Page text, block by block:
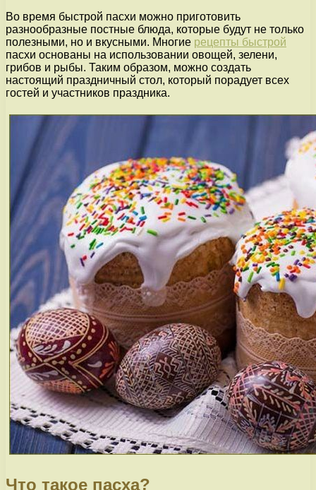
Во время быстрой пасхи можно приготовить
разнообразные постные блюда, которые будут не только
полезными, но и вкусными. Многие рецепты быстрой
пасхи основаны на использовании овощей, зелени,
грибов и рыбы. Таким образом, можно создать
настоящий праздничный стол, который порадует всех
гостей и участников праздника.
Что такое пасха?